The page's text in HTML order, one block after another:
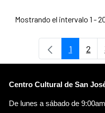
Mostrando el intervalo 1 -
Página
1 2
Centro Cultural de San
De lunes a sábado de